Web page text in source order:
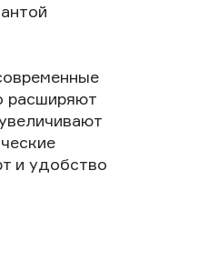
расширяют
и удобство